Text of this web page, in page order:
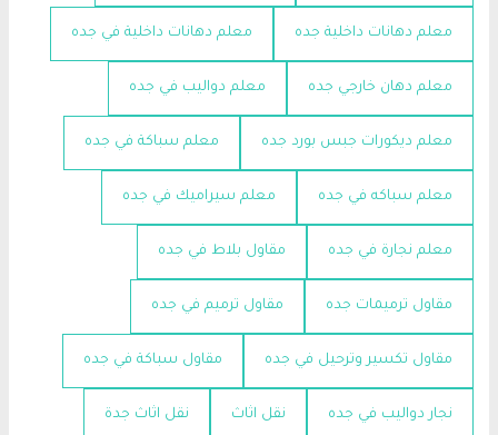
معلم دهانات داخلية جده معلم دهانات داخلية في جده
معلم دهان خارجي جده معلم دواليب في جده
معلم ديكورات جبس بورد جده معلم سباكة في جده
معلم سباكه في جده معلم سيراميك في جده
معلم نجارة في جده مقاول بلاط في جده
مقاول ترميمات جده مقاول ترميم في جده
مقاول تكسير وترحيل في جده مقاول سباكة في جده
نجار دواليب في جده نقل اثاث نقل اثاث جدة